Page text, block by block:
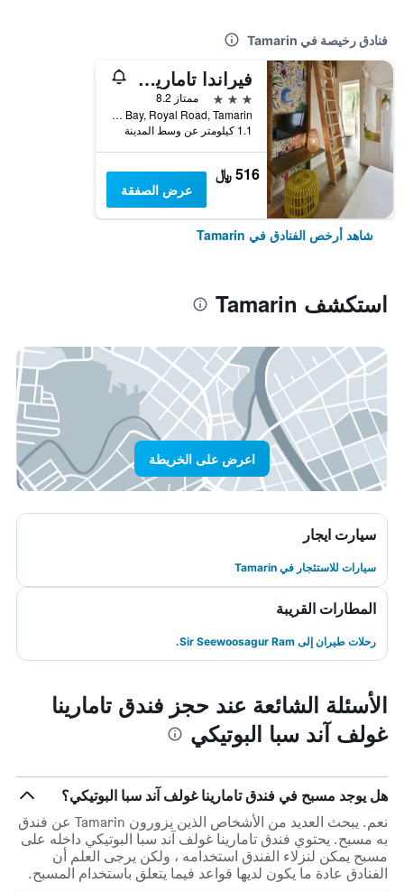
فنادق رخيصة في Tamarin
فيراندا تامارين هوتل آند سبا
3 نجوم
ممتاز 8.2
Tamarin Bay, Royal Road, Tamarin, موريشيوس
1.1 كيلومتر عن وسط المدينة
516 ﷼
عرض الصفقة
شاهد أرخص الفنادق في Tamarin
استكشف Tamarin
اعرض على الخريطة
سيارت ايجار
سيارات للاستئجار في Tamarin
المطارات القريبة
رحلات طيران إلى Sir Seewoosagur Ram.
الأسئلة الشائعة عند حجز فندق تامارينا
غولف آند سبا البوتيكي
هل يوجد مسبح في فندق تامارينا غولف آند سبا البوتيكي؟
نعم. يبحث العديد من الأشخاص الذين يزورون Tamarin عن فندق
به مسبح. يحتوي فندق تامارينا غولف آند سبا البوتيكي داخله على
مسبح يمكن لنزلاء الفندق استخدامه ، ولكن يرجى العلم أن
الفنادق عادة ما يكون لديها قواعد فيما يتعلق باستخدام المسبح.